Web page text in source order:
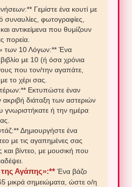
Γεμίστε ένα κουτί με
συναυλίες, φωτογραφίες,
αντικείμενα που θυμίζουν
πορεία.
των 10 Λόγων:** Ένα
με 10 (ή όσα χρόνια
που τον/την αγαπάτε,
το χέρι σας.
Εκτυπώστε έναν
ακριβή διάταξη των αστεριών
γνωριστήκατε ή την ημέρα
Δημιουργήστε ένα
με τις αγαπημένες σας
και βίντεο, με μουσική που
Αγάπης»:** Ένα βάζο
μικρά σημειώματα, ώστε ο/η